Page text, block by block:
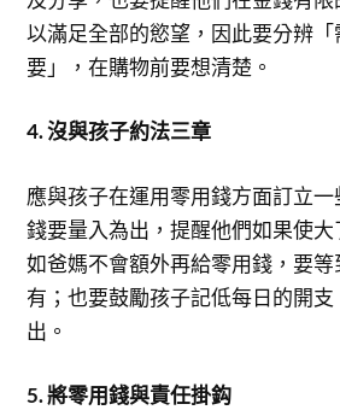
以滿足全部的慾望，因此要分辨
要」，在購物前要想清楚。
4. 沒與孩子約法三章
應與孩子在運用零用錢方面訂立
錢要量入為出，提醒他們如果使
如爸媽不會額外再給零用錢，要
有；也要鼓勵孩子記低每日的開
出。
5. 將零用錢與責任掛鈎